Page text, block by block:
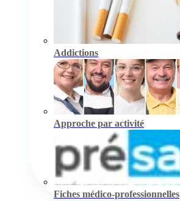
Addictions
Approche par activité
Fiches médico-professionnelles